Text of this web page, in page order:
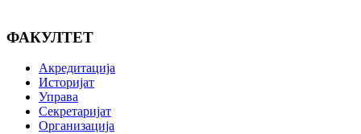
ФАКУЛТЕТ
Акредитација
Историјат
Управа
Секретаријат
Организација